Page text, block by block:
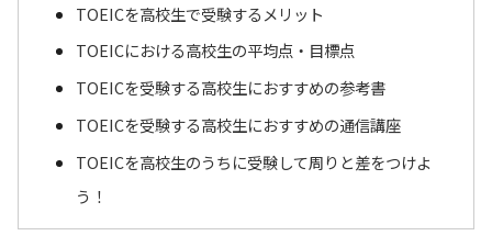
TOEICを高校生で受験するメリット
TOEICにおける高校生の平均点・目標点
TOEICを受験する高校生におすすめの参考書
TOEICを受験する高校生におすすめの通信講座
TOEICを高校生のうちに受験して周りと差をつけよ
う！